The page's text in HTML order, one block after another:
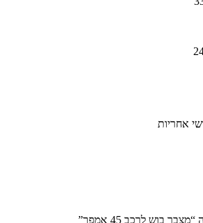
בוש לרכב 45 אמפר”